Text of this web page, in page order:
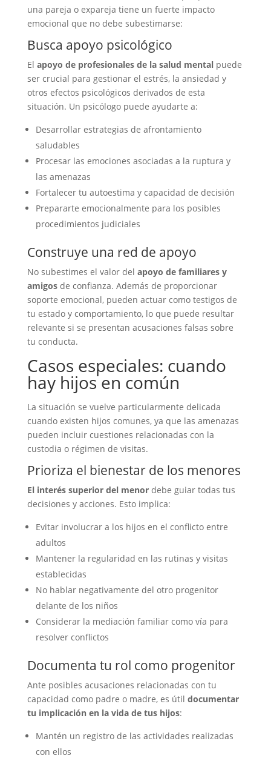
una pareja o expareja tiene un fuerte impacto
emocional que no debe subestimarse:
Busca apoyo psicológico
El apoyo de profesionales de la salud mentalpuede
ser crucial para gestionar el estrés, la ansiedad y
otros efectos psicológicos derivados de esta
situación. Un psicólogo puede ayudarte a:
Desarrollar estrategias de afrontamiento
saludables
Procesar las emociones asociadas a la ruptura y
las amenazas
Fortalecer tu autoestima y capacidad de decisión
Prepararte emocionalmente para los posibles
procedimientos judiciales
Construye una red de apoyo
No subestimes el valor del apoyo de familiares y
amigosde confianza. Además de proporcionar
soporte emocional, pueden actuar como testigos de
tu estado y comportamiento, lo que puede resultar
relevante si se presentan acusaciones falsas sobre
tu conducta.
Casos especiales: cuando
hay hijos en común
La situación se vuelve particularmente delicada
cuando existen hijos comunes, ya que las amenazas
pueden incluir cuestiones relacionadas con la
custodia o régimen de visitas.
Prioriza el bienestar de los menores
El interés superior del menordebe guiar todas tus
decisiones y acciones. Esto implica:
Evitar involucrar a los hijos en el conflicto entre
adultos
Mantener la regularidad en las rutinas y visitas
establecidas
No hablar negativamente del otro progenitor
delante de los niños
Considerar la mediación familiar como vía para
resolver conflictos
Documenta tu rol como progenitor
Ante posibles acusaciones relacionadas con tu
capacidad como padre o madre, es útil documentar
tu implicación en la vida de tus hijos:
Mantén un registro de las actividades realizadas
con ellos